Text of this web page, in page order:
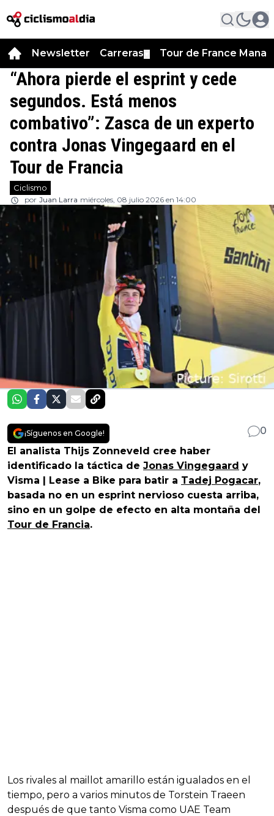
Newsletter Carreras Tour de France
“Ahora pierde el esprint y cede
segundos. Está menos
combativo”: Zasca de un experto
contra Jonas Vingegaard en el
Tour de Francia
Ciclismo
por Juan Larra miércoles, 08 julio 2026 en 14:00
¡Síguenos en Google!
0
El analista Thijs Zonneveld cree haber
identificado la táctica de Jonas Vingegaard y
Visma | Lease a Bike para batir a Tadej Pogacar,
basada no en un esprint nervioso cuesta arriba,
sino en un golpe de efecto en alta montaña del
Tour de Francia.
Los rivales al maillot amarillo están igualados en el
tiempo, pero a varios minutos de Torstein Traeen
después de que tanto Visma como UAE Team